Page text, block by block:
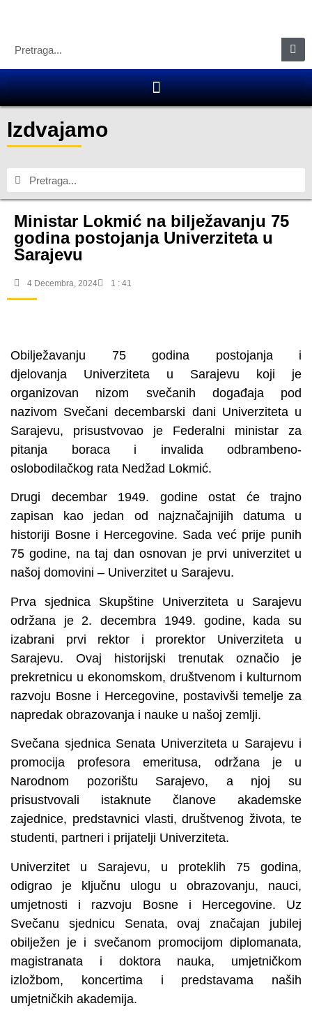
Izdvajamo
Ministar Lokmić na bilježavanju 75
godina postojanja Univerziteta u
Sarajevu
4 Decembra, 2024 1 : 41
Obilježavanju 75 godina postojanja i
djelovanja Univerziteta u Sarajevu koji je
organizovan nizom svečanih događaja pod
nazivom Svečani decembarski dani Univerziteta u
Sarajevu, prisustvovao je Federalni ministar za
pitanja boraca i invalida odbrambeno-
oslobodilačkog rata Nedžad Lokmić.
Drugi decembar 1949. godine ostat će trajno
zapisan kao jedan od najznačajnijih datuma u
historiji Bosne i Hercegovine. Sada već prije punih
75 godine, na taj dan osnovan je prvi univerzitet u
našoj domovini – Univerzitet u Sarajevu.
Prva sjednica Skupštine Univerziteta u Sarajevu
održana je 2. decembra 1949. godine, kada su
izabrani prvi rektor i prorektor Univerziteta u
Sarajevu. Ovaj historijski trenutak označio je
prekretnicu u ekonomskom, društvenom i kulturnom
razvoju Bosne i Hercegovine, postavivši temelje za
napredak obrazovanja i nauke u našoj zemlji.
Svečana sjednica Senata Univerziteta u Sarajevu i
promocija profesora emeritusa, održana je u
Narodnom pozorištu Sarajevo, a njoj su
prisustvovali istaknute članove akademske
zajednice, predstavnici vlasti, društvenog života, te
studenti, partneri i prijatelji Univerziteta.
Univerzitet u Sarajevu, u proteklih 75 godina,
odigrao je ključnu ulogu u obrazovanju, nauci,
umjetnosti i razvoju Bosne i Hercegovine. Uz
Svečanu sjednicu Senata, ovaj značajan jubilej
obilježen je i svečanom promocijom diplomanata,
magistranata i doktora nauka, umjetničkom
izložbom, koncertima i predstavama naših
umjetničkih akademija.